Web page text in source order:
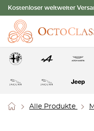
Kostenloser weltweiter
Alle Produkte